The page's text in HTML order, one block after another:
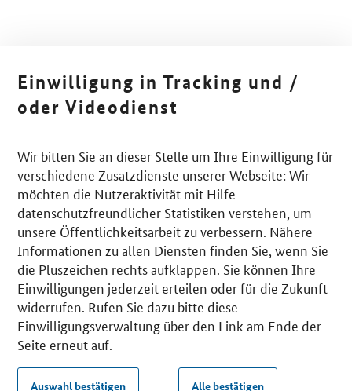
Einwilligung in Tracking und /
oder Videodienst
Wir bitten Sie an dieser Stelle um Ihre Einwilligung für
verschiedene Zusatzdienste unserer Webseite: Wir
möchten die Nutzeraktivität mit Hilfe
datenschutzfreundlicher Statistiken verstehen, um
unsere Öffentlichkeitsarbeit zu verbessern. Nähere
Informationen zu allen Diensten finden Sie, wenn Sie
die Pluszeichen rechts aufklappen. Sie können Ihre
Einwilligungen jederzeit erteilen oder für die Zukunft
widerrufen. Rufen Sie dazu bitte diese
Einwilligungsverwaltung über den Link am Ende der
Seite erneut auf.
Auswahl bestätigen Alle bestätigen